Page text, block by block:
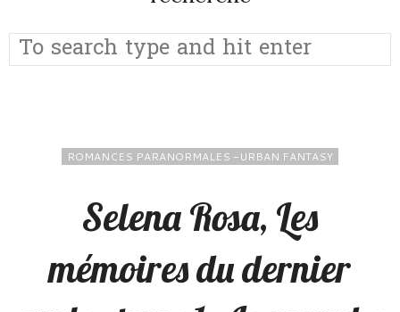
ROMANCES PARANORMALES -URBAN FANTASY
Selena Rosa, Les
mémoires du dernier